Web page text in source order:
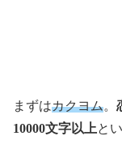
まずはカクヨム。
10000文字以上と